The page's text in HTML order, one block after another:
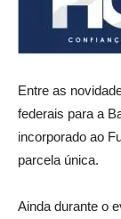
Entre as
federais para a
incorporado ao
parcela única.
Ainda durante o